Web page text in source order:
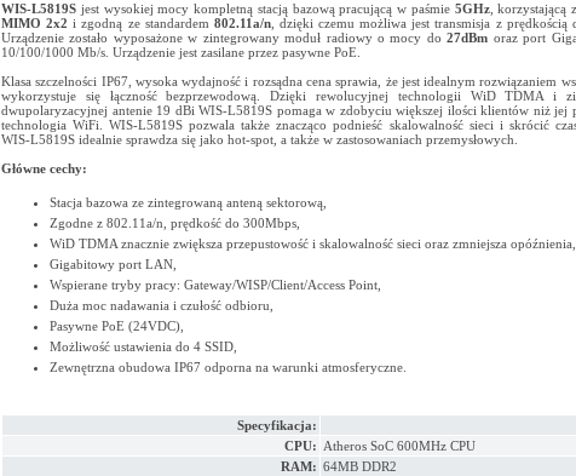
WIS-L5819S jest wysokiej mocy kompletną stacją bazową pracującą w paśmie 5GHz, korzystającą
MIMO 2x2 i zgodną ze standardem 802.11a/n, dzięki czemu możliwa jest transmisja z prędkością
Urządzenie zostało wyposażone w zintegrowany moduł radiowy o mocy do27dBm oraz port
10/100/1000 Mb/s. Urządzenie jest zasilane przez pasywne PoE.
Klasa szczelności IP67, wysoka wydajność i rozsądna cena sprawia, że jest idealnym rozwiązaniem
wykorzystuje się łączność bezprzewodową. Dzięki rewolucyjnej technologii WiD TDMA i
dwupolaryzacyjnej antenie 19 dBi WIS-L5819S pomaga w zdobyciu większej ilości klientów niż jej
technologia WiFi. WIS-L5819S pozwala także znacząco podnieść skalowalność sieci i skrócić
WIS-L5819S idealnie sprawdza się jako hot-spot, a także w zastosowaniach przemysłowych.
Główne cechy:
Stacja bazowa ze zintegrowaną anteną sektorową,
Zgodne z 802.11a/n, prędkość do 300Mbps,
WiD TDMA znacznie zwiększa przepustowość i skalowalność sieci oraz zmniejsza opóźnienia,
Gigabitowy port LAN,
Wspierane tryby pracy: Gateway/WISP/Client/Access Point,
Duża moc nadawania i czułość odbioru,
Pasywne PoE (24VDC),
Możliwość ustawienia do 4 SSID,
Zewnętrzna obudowa IP67 odporna na warunki atmosferyczne.
Specyfikacja:
CPU: Atheros SoC 600MHz CPU
RAM: 64MB DDR2